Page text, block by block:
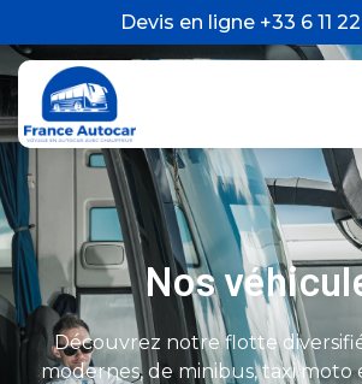
Devis en ligne +33 6 11
Nos
Découvrez notre flotte
modernes, de minibus, taxi moto